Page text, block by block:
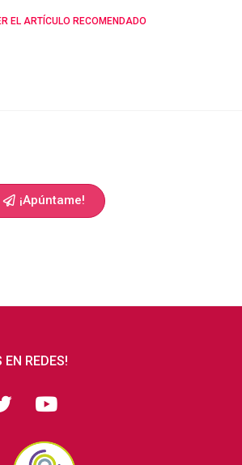
EL ARTÍCULO RECOMENDADO
¡Apúntame!
EN REDES!